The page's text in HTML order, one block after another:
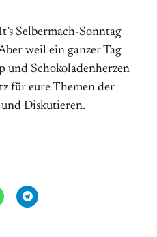
It’s Selbermach-Sonntag
weil ein ganzer Tag
und Schokoladenherzen
für eure Themen der
Diskutieren.